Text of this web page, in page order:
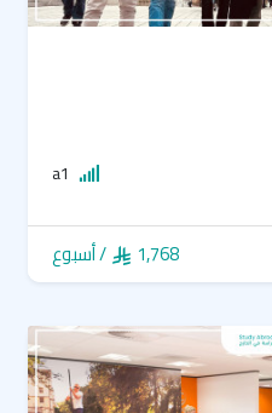
1,768 / أسبوع